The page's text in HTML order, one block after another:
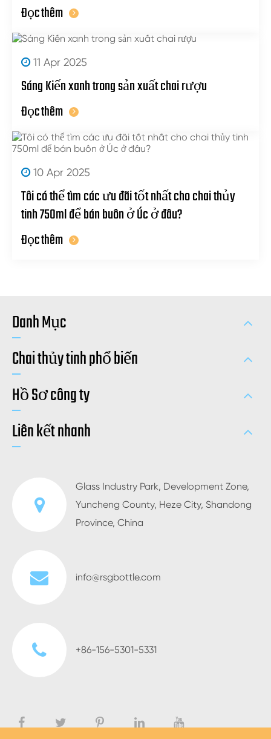
Đọc thêm
11 Apr 2025
Sáng Kiến xanh trong sản xuất chai rượu
Đọc thêm
10 Apr 2025
Tôi có thể tìm các ưu đãi tốt nhất cho chai thủy
tinh 750ml để bán buôn ở Úc ở đâu?
Đọc thêm
Danh Mục
Chai thủy tinh phổ biến
Hồ Sơ công ty
Liên kết nhanh
Glass Industry Park, Development Zone,
Yuncheng County, Heze City, Shandong
Province, China
info@rsgbottle.com
+86-156-5301-5331